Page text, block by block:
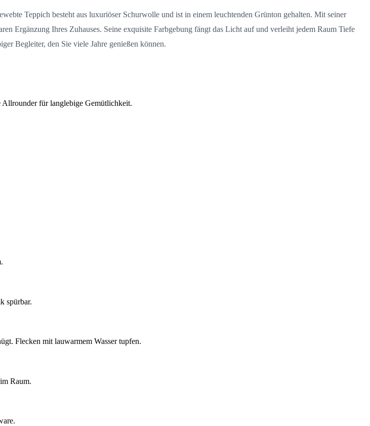
Teppich besteht aus luxuriöser Schurwolle und ist in einem leuchtenden Grünton gehalten. Mit seiner
Ergänzung Ihres Zuhauses. Seine exquisite Farbgebung fängt das Licht auf und verleiht jedem Raum Tiefe
Begleiter, den Sie viele Jahre genießen können.
Allrounder für langlebige Gemütlichkeit.
spürbar.
Flecken mit lauwarmem Wasser tupfen.
Raum.